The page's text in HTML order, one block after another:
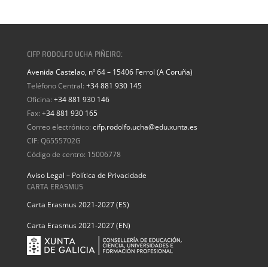
CIFP RODOLFO UCHA PIÑEIRO:
Avenida Castelao, nº 64 – 15406 Ferrol (A Coruña)
Teléfono Central: +34 881 930 145
Oficina: +34 881 930 146
Fax: +34 881 930 165
Correo electrónico: cifp.rodolfo.ucha@edu.xunta.es
CIF: Q6555702G
Código de centro: 15006778
Aviso Legal – Política de Privacidade
CARTA ERASMUS
Carta Erasmus 2021-2027 (ES)
Carta Erasmus 2021-2027 (EN)